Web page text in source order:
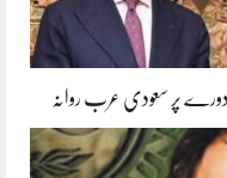
دورے پر سعودی عرب روانہ